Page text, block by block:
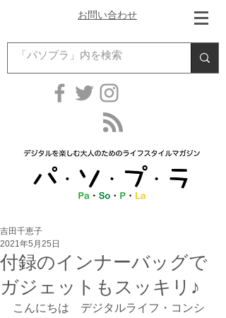
お問い合わせ
付録のインナーバッグで
ガジェットもスッキリ♪
吉田千恵子
2021年5月25日
こんにちは　デジタルライフ・コンシ